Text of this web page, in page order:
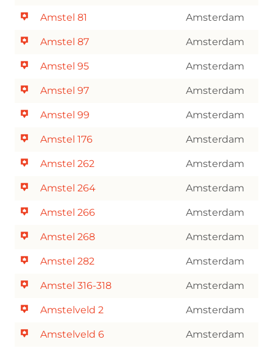
Amstel 81 Amsterdam
Amstel 87 Amsterdam
Amstel 95 Amsterdam
Amstel 97 Amsterdam
Amstel 99 Amsterdam
Amstel 176 Amsterdam
Amstel 262 Amsterdam
Amstel 264 Amsterdam
Amstel 266 Amsterdam
Amstel 268 Amsterdam
Amstel 282 Amsterdam
Amstel 316-318 Amsterdam
Amstelveld 2 Amsterdam
Amstelveld 6 Amsterdam